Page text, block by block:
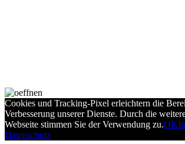
Cookies und Tracking-Pixel erleichtern die
Verbesserung unserer Dienste. Durch die
Webseite stimmen Sie der Verwendung zu.OK
Datenschutz